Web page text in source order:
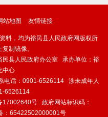
站地图 友情链接
料，均为裕民县人民政府网版权所
制镜像。
县人民政府办公室 承办单位：裕
中心
电话：0901-6526114 涉未成年人
6526114
17002640号 政府网站标识码：
： 65422502000001号